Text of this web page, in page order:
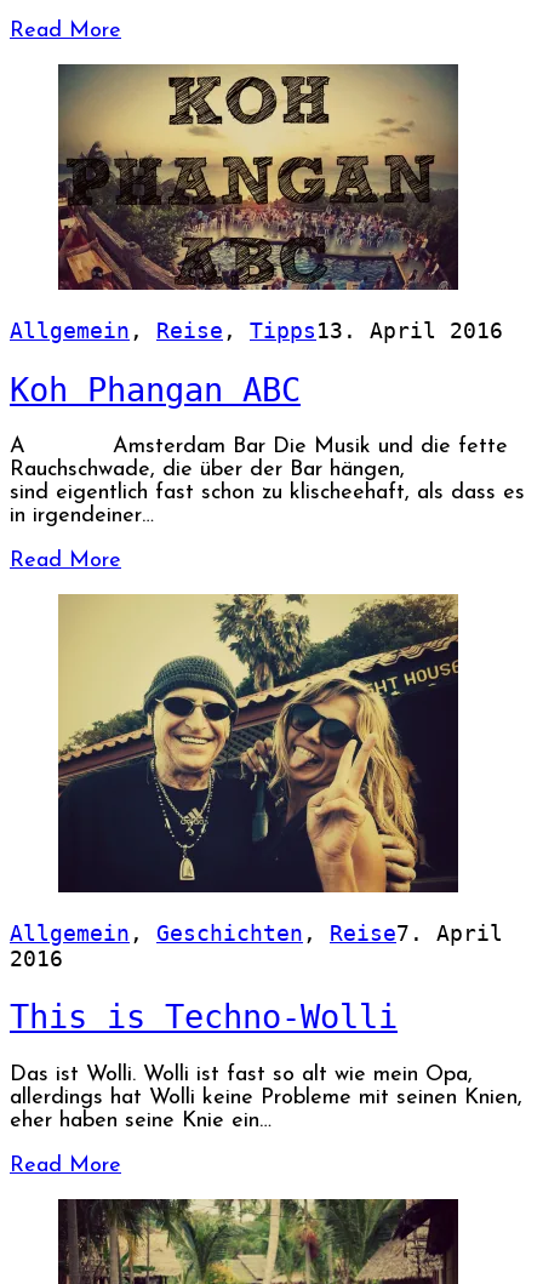
Read More
Allgemein , Reise , Tipps13. April 2016
Koh Phangan ABC
A Amsterdam Bar Die Musik und die fette
Rauchschwade, die über der Bar hängen,
sind eigentlich fast schon zu klischeehaft, als dass es
in irgendeiner…
Read More
Allgemein , Geschichten , Reise7. April
2016
This is Techno-Wolli
Das ist Wolli. Wolli ist fast so alt wie mein Opa,
allerdings hat Wolli keine Probleme mit seinen Knien,
eher haben seine Knie ein…
Read More